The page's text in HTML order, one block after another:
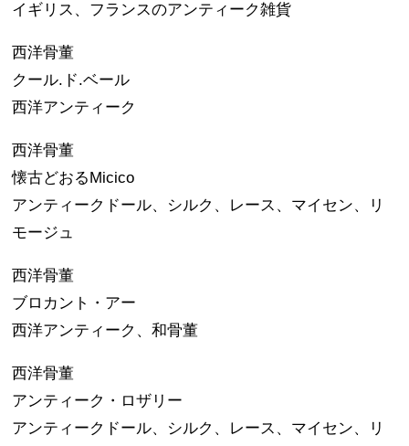
イギリス、フランスのアンティーク雑貨
西洋骨董
クール.ド.ベール
西洋アンティーク
西洋骨董
懐古どおるMicico
アンティークドール、シルク、レース、マイセン、リ
モージュ
西洋骨董
ブロカント・アー
西洋アンティーク、和骨董
西洋骨董
アンティーク・ロザリー
アンティークドール、シルク、レース、マイセン、リ